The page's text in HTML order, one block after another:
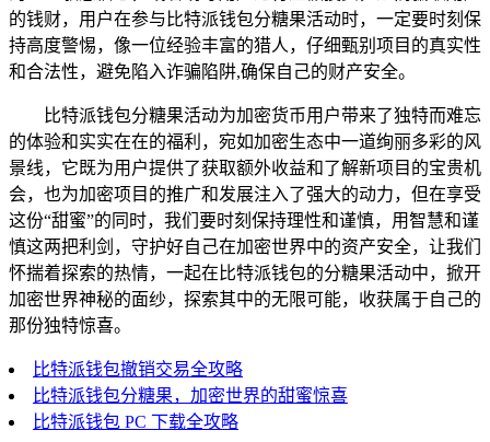
的钱财，用户在参与比特派钱包分糖果活动时，一定要时刻保
持高度警惕，像一位经验丰富的猎人，仔细甄别项目的真实性
和合法性，避免陷入诈骗陷阱,确保自己的财产安全。
比特派钱包分糖果活动为加密货币用户带来了独特而难忘
的体验和实实在在的福利，宛如加密生态中一道绚丽多彩的风
景线，它既为用户提供了获取额外收益和了解新项目的宝贵机
会，也为加密项目的推广和发展注入了强大的动力，但在享受
这份“甜蜜”的同时，我们要时刻保持理性和谨慎，用智慧和谨
慎这两把利剑，守护好自己在加密世界中的资产安全，让我们
怀揣着探索的热情，一起在比特派钱包的分糖果活动中，掀开
加密世界神秘的面纱，探索其中的无限可能，收获属于自己的
那份独特惊喜。
比特派钱包撤销交易全攻略
比特派钱包分糖果，加密世界的甜蜜惊喜
比特派钱包 PC 下载全攻略